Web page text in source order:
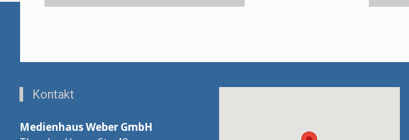
Kontakt
Medienhaus Weber GmbH